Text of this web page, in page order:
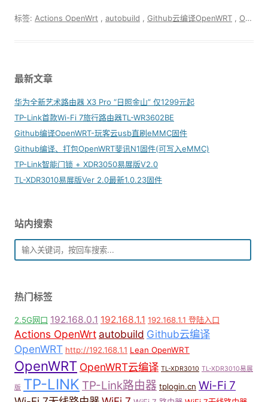
标签: Actions OpenWrt autobuild Github云编译OpenWRT OpenWRT
最新文章
华为全新艺术路由器 X3 Pro “日照金山” 仅1299元起
TP-Link首款Wi-Fi 7旅行路由器TL-WR3602BE
Github编译OpenWRT-玩客云usb直刷eMMC固件
Github编译、打包OpenWRT斐讯N1固件(可写入eMMC)
TP-Link智能门锁 + XDR3050易展版V2.0
TL-XDR3010易展版Ver 2.0最新1.0.23固件
站内搜索
热门标签
2.5G网口 192.168.0.1 192.168.1.1 192.168.1.1 登陆入口
Actions OpenWrt autobuild Github云编译
OpenWRT http://192.168.1.1 Lean OpenWRT
OpenWRT OpenWRT云编译 TL-XDR3010 TL-XDR3010易展
版 TP-LINK TP-Link路由器 tplogin.cn Wi-Fi 7